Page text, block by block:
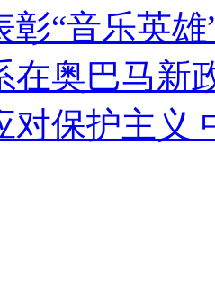
彰“音乐英
在奥巴马新
对保护主义